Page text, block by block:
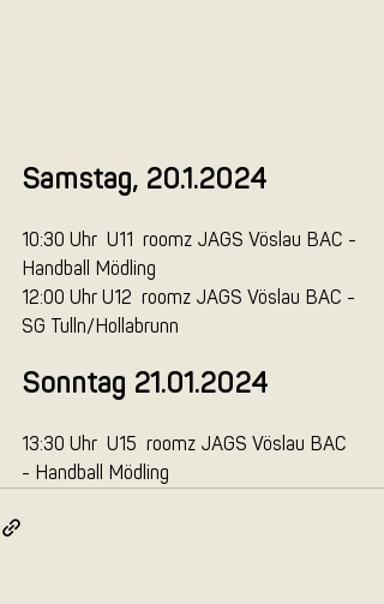
Samstag, 20.1.2024
10:30 Uhr  U11  roomz JAGS Vöslau BAC -
Handball Mödling
12:00 Uhr U12  roomz JAGS Vöslau BAC -
SG Tulln/Hollabrunn
Sonntag 21.01.2024
13:30 Uhr  U15  roomz JAGS Vöslau BAC
- Handball Mödling